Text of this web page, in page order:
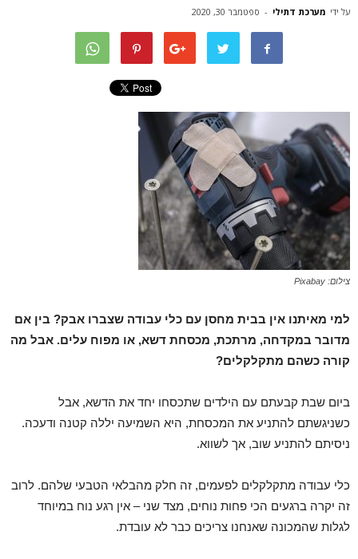
על ידי מערכת דתילי - ספטמבר 30, 2020
צילום: Pixabay
למי מאיתנו אין בבית מחסן עם כלי עבודה שצברו אבק? בין אם
מדובר במקדחה, מרתכת, מכסחת דשא, או מפוח עלים. אבל מה
קורה כשהם מתקלקלים?
ביום שבת קבעתם עם הילדים שתכסחו יחד את הדשא, אבל
כשניגשתם להתניע את המכסחת, היא השמיעה יללה קטנה ודעכה.
ניסיתם להתניע שוב, אך לשווא.
כלי עבודה מתקלקלים לפעמים, זה חלק מהבלאי הטבעי שלהם. לרוב
זה יקרה ברגעים הכי פחות נוחים, מצד שני – אין רגע נוח במיוחד
לגלות שהמכונה שאנחנו צריכים כבר לא עובדת.